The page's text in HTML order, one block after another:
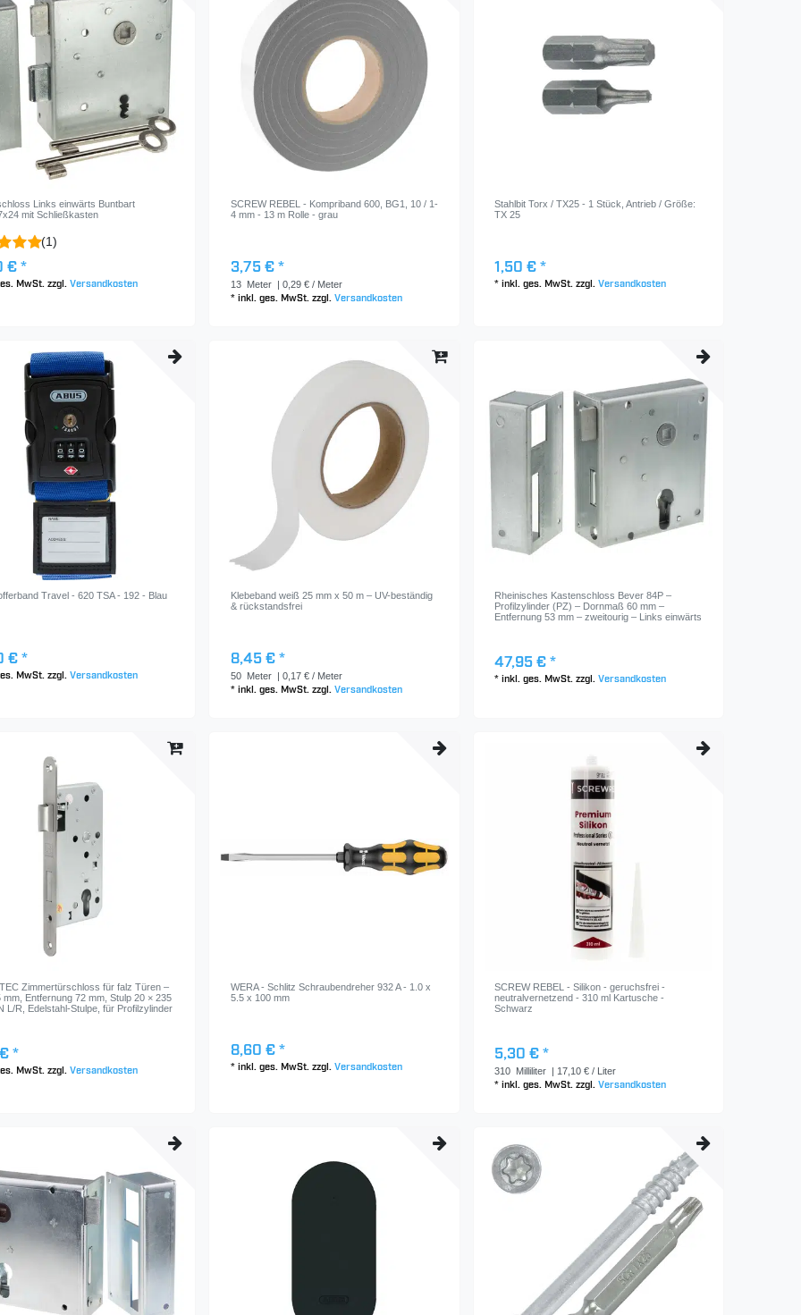
Links einwärts Buntbart
mit Schließkasten
(1)
€ *
MwSt. zzgl.Versandkosten
SCREW REBEL - Kompriband 600, BG1, 10 / 1-
4 mm - 13 m Rolle - grau
3,75 € *
13 Meter | 0,29 € / Meter
* inkl. ges. MwSt.zzgl. Versandkosten
Stahlbit Torx / TX25 - 1 Stück , Antrieb / Größe:
TX 25
1,50 € *
* inkl. ges. MwSt.zzgl. Versandkosten
Travel - 620 TSA - 192 - Blau
€ *
MwSt. zzgl.Versandkosten
Klebeband weiß 25 mm x 50 m – UV-beständig
& rückstandsfrei
8,45 € *
50 Meter | 0,17 € / Meter
* inkl. ges. MwSt. zzgl. Versandkosten
Rheinisches Kastenschloss Bever 84P –
Profilzylinder (PZ) – Dornmaß 60 mm –
Entfernung 53 mm – zweitourig – Links einwärts
47,95 € *
* inkl. ges. MwSt. zzgl. Versandkosten
Zimmertürschloss für falz Türen –
mm, Entfernung 72 mm, Stulp 20 × 235
L/R, Edelstahl-Stulpe, für Profilzylinder
*
MwSt. zzgl.Versandkosten
WERA - Schlitz Schraubendreher 932 A - 1.0 x
5.5 x 100 mm
8,60 € *
* inkl. ges. MwSt. zzgl. Versandkosten
SCREW REBEL - Silikon - geruchsfrei -
neutralvernetzend - 310 ml Kartusche -
Schwarz
5,30 € *
310 Milliliter | 17,10 € / Liter
* inkl. ges. MwSt. zzgl. Versandkosten